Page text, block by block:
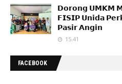
𝗗𝗼𝗿𝗼𝗻𝗴 𝗨𝗠𝗞𝗠
𝗙𝗜𝗦𝗜𝗣 𝗨𝗻𝗶𝗱𝗮
𝗣𝗮𝘀𝗶𝗿 𝗔𝗻𝗴𝗶𝗻
15.41
FACEBOOK